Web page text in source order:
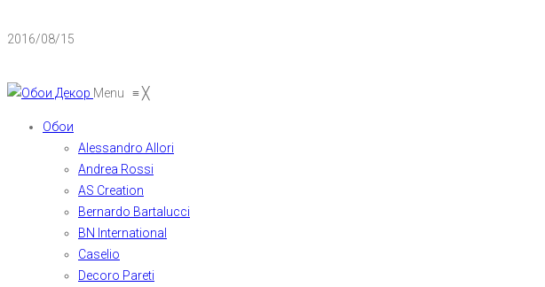
2016/08/15
Menu ≡╳
Обои
Alessandro Allori
Andrea Rossi
AS Creation
Bernardo Bartalucci
BN International
Caselio
Decoro Pareti